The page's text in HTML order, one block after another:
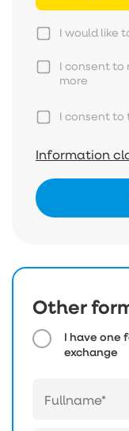
I would like
I consent to
more
I consent to
Information
Other
I have one
exchange